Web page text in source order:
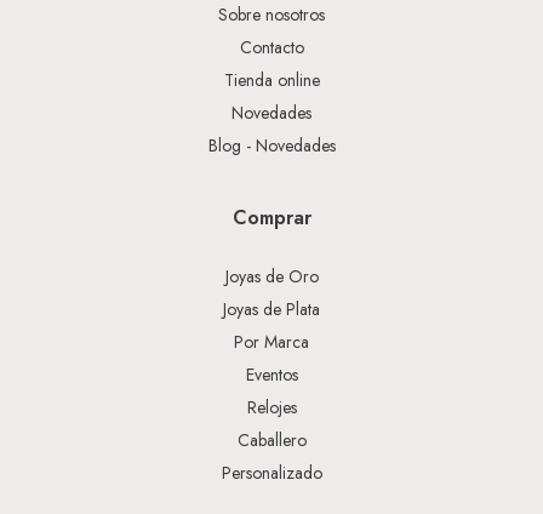
Sobre nosotros
Contacto
Tienda online
Novedades
Blog - Novedades
Comprar
Joyas de Oro
Joyas de Plata
Por Marca
Eventos
Relojes
Caballero
Personalizado